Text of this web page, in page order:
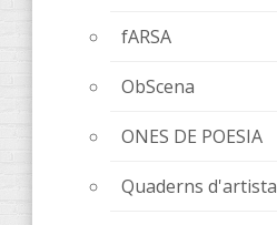
fARSA
ObScena
ONES DE POESIA
Quaderns d'artista